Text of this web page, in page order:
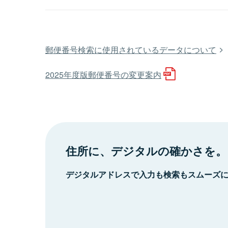
郵便番号検索に使用されているデータについて
2025年度版郵便番号の変更案内
住所に、デジタルの確かさを。
デジタルアドレスで入力も検索もスムーズ